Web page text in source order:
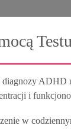
ADHD
i
w